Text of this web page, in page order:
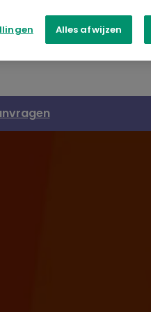
Revoria Press EC2100
Alles afwijzen